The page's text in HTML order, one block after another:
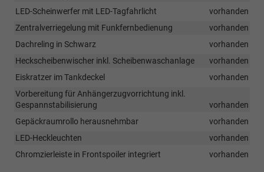
LED-Scheinwerfer mit LED-Tagfahrlicht
vorhanden
Zentralverriegelung mit Funkfernbedienung
vorhanden
Dachreling in Schwarz
vorhanden
Heckscheibenwischer inkl. Scheibenwaschanlage
vorhanden
Eiskratzer im Tankdeckel
vorhanden
Vorbereitung für Anhängerzugvorrichtung inkl.
Gespannstabilisierung
vorhanden
Gepäckraumrollo herausnehmbar
vorhanden
LED-Heckleuchten
vorhanden
Chromzierleiste in Frontspoiler integriert
vorhanden